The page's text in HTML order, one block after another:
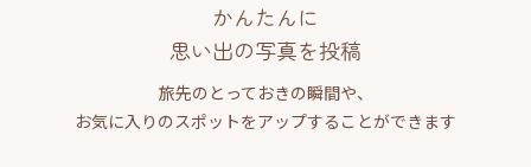
かんたんに
思い出の写真を投稿
旅先のとっておきの瞬間や、
お気に入りのスポットをアップすることができます